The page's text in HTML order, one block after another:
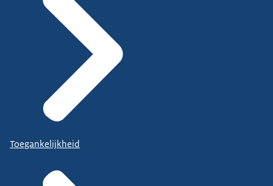
Toegankelijkheid